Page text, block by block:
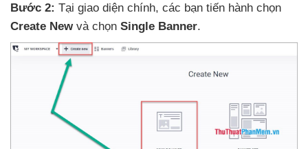
Bước 2: Tại giao diện chính, các bạn tiến hành chọn
Create New và chọn Single Banner.